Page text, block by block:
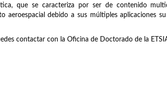
que se caracteriza por ser de contenido
aeroespacial debido a sus múltiples aplicaciones
contactar con la Oficina de Doctorado de la